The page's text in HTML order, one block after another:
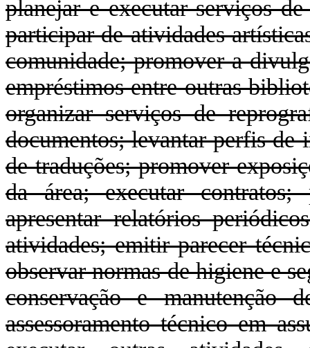
planejar e executar serviços
participar de atividades
comunidade; promover a
empréstimos entre outras
organizar serviços de
documentos; levantar perfis de
de traduções; promover
da área; executar
apresentar relatórios
atividades; emitir parecer
observar normas de higiene e
conservação e manutenção
assessoramento técnico em